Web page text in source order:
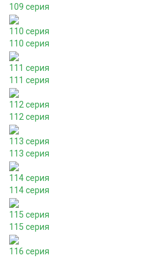
109 серия
110 серия
110 серия
111 серия
111 серия
112 серия
112 серия
113 серия
113 серия
114 серия
114 серия
115 серия
115 серия
116 серия